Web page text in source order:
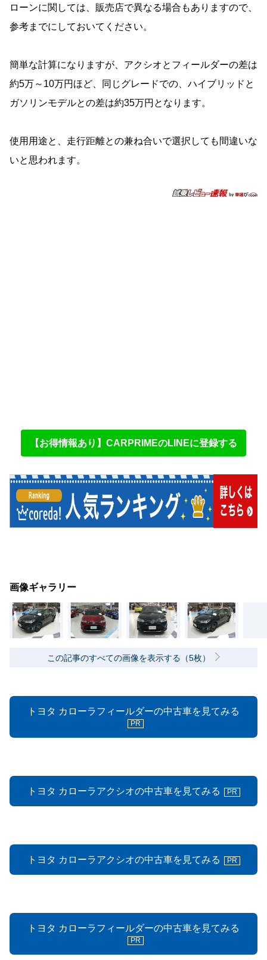
ローンに関しては、販売店で異なる場合もありますので、
参考までにしておいてください。
簡単な計算になりますが、アクシオとフィールダーの差は
約5万～10万円ほど、同じグレードでの、ハイブリッドと
ガソリンモデルとの差は約35万円となります。
使用用途と、走行距離との兼ね合いで選択しても間違いな
いと思われます。
【お得情報あり】CARPRIMEのLINEに登録する
画像ギャラリー
この記事のすべての画像を表示する（5枚）
トヨタ カローラフィールダーの中古車を見てみる
PR
トヨタ カローラアクシオの中古車を見てみる PR
トヨタ カローラアクシオの中古車を見てみる PR
トヨタ カローラフィールダーの中古車を見てみる
PR